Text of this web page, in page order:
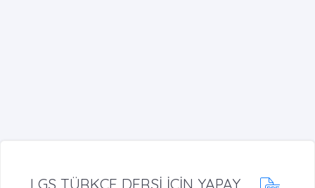
LGS TÜRKÇE DERSİ İÇİN YAPAY